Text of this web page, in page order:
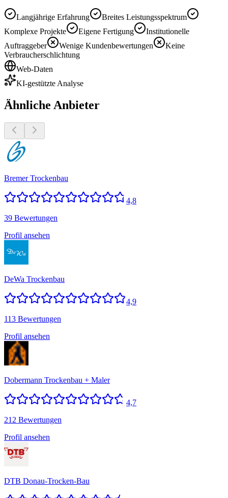
Langjährige Erfahrung
Breites Leistungsspektrum
Komplexe Projekte
Eigene Fertigung
Institutionelle
Auftraggeber
Wenige Kundenbewertungen
Keine
Verbraucherschlichtung
Web-Daten
KI-gestützte Analyse
Ähnliche Anbieter
Bremer Trockenbau
4,8
39 Bewertungen
Profil ansehen
DeWa Trockenbau
4,9
113 Bewertungen
Profil ansehen
Dobermann Trockenbau + Maler
4,7
212 Bewertungen
Profil ansehen
DTB Donau-Trocken-Bau